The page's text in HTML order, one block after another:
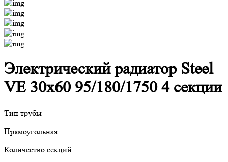
Электрический радиатор Steel
VE 30х60 95/180/1750 4 секции
Тип трубы
Прямоугольная
Количество секций